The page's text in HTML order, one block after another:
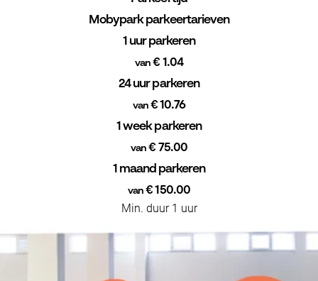
Mobypark parkeertarieven
1 uur parkeren
van € 1.04
24 uur parkeren
van€ 10.76
1 week parkeren
van € 75.00
1 maand parkeren
van € 150.00
Min. duur 1 uur